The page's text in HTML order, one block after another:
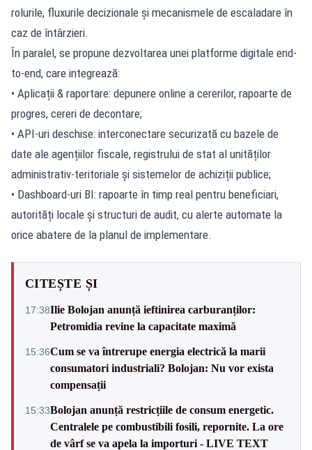
rolurile, fluxurile decizionale și mecanismele de escaladare în
caz de întârzieri.
În paralel, se propune dezvoltarea unei platforme digitale end-
to-end, care integrează:
• Aplicații & raportare: depunere online a cererilor, rapoarte de
progres, cereri de decontare;
• API-uri deschise: interconectare securizată cu bazele de
date ale agențiilor fiscale, registrului de stat al unităților
administrativ-teritoriale și sistemelor de achiziții publice;
• Dashboard-uri BI: rapoarte în timp real pentru beneficiari,
autorități locale și structuri de audit, cu alerte automate la
orice abatere de la planul de implementare.
CITEȘTE ȘI
17:38Ilie Bolojan anunță ieftinirea carburanților:
Petromidia revine la capacitate maximă
15:36Cum se va întrerupe energia electrică la marii
consumatori industriali? Bolojan: Nu vor exista
compensații
15:33Bolojan anunță restricțiile de consum energetic.
Centralele pe combustibili fosili, repornite. La ore
de vârf se va apela la importuri - LIVE TEXT